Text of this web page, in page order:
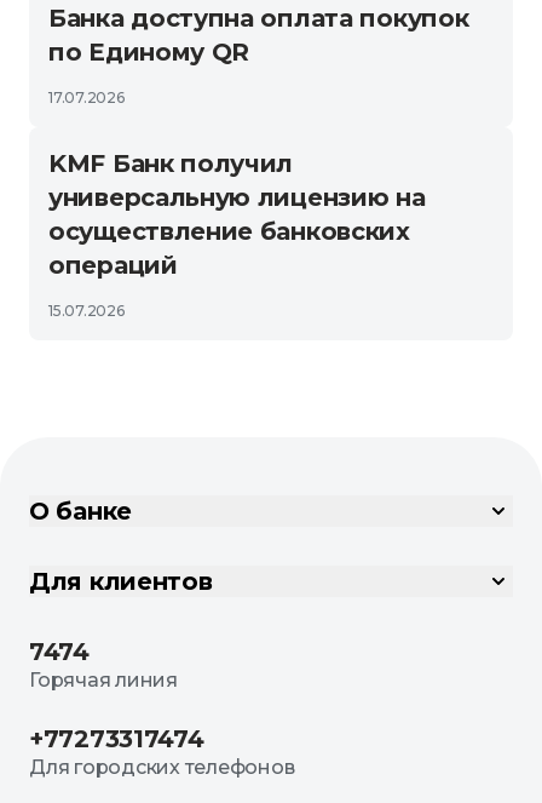
Банка доступна оплата покупок
по Единому QR
17.07.2026
KMF Банк получил
универсальную лицензию на
осуществление банковских
операций
15.07.2026
О банке
Для клиентов
7474
Горячая линия
+77273317474
Для городских телефонов